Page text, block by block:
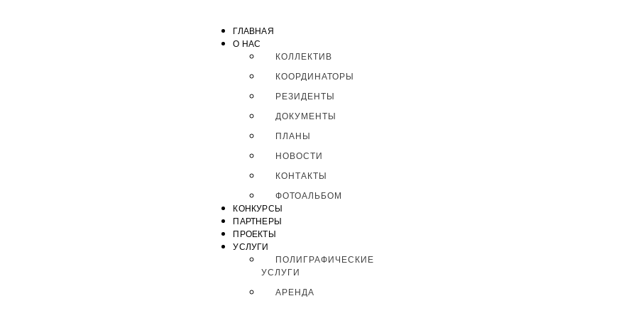
ГЛАВНАЯ
О НАС
КОЛЛЕКТИВ
КООРДИНАТОРЫ
РЕЗИДЕНТЫ
ДОКУМЕНТЫ
ПЛАНЫ
НОВОСТИ
КОНТАКТЫ
ФОТОАЛЬБОМ
КОНКУРСЫ
ПАРТНЕРЫ
ПРОЕКТЫ
УСЛУГИ
ПОЛИГРАФИЧЕСКИЕ
УСЛУГИ
АРЕНДА